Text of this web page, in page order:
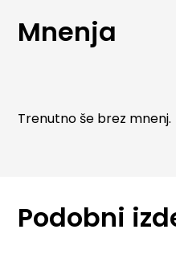
širok nabor osebnih in
izpolnjujejo najvišje
Mnenja
Trenutno še brez mnenj.
Podobni